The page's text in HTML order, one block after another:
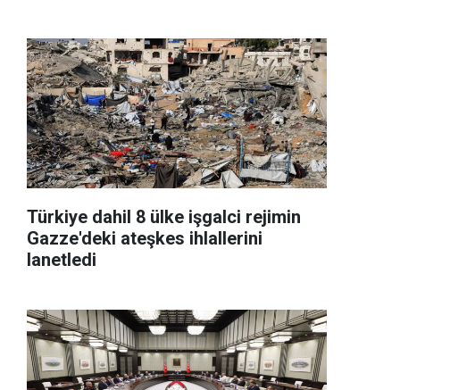
Türkiye dahil 8 ülke işgalci rejimin
Gazze'deki ateşkes ihlallerini
lanetledi